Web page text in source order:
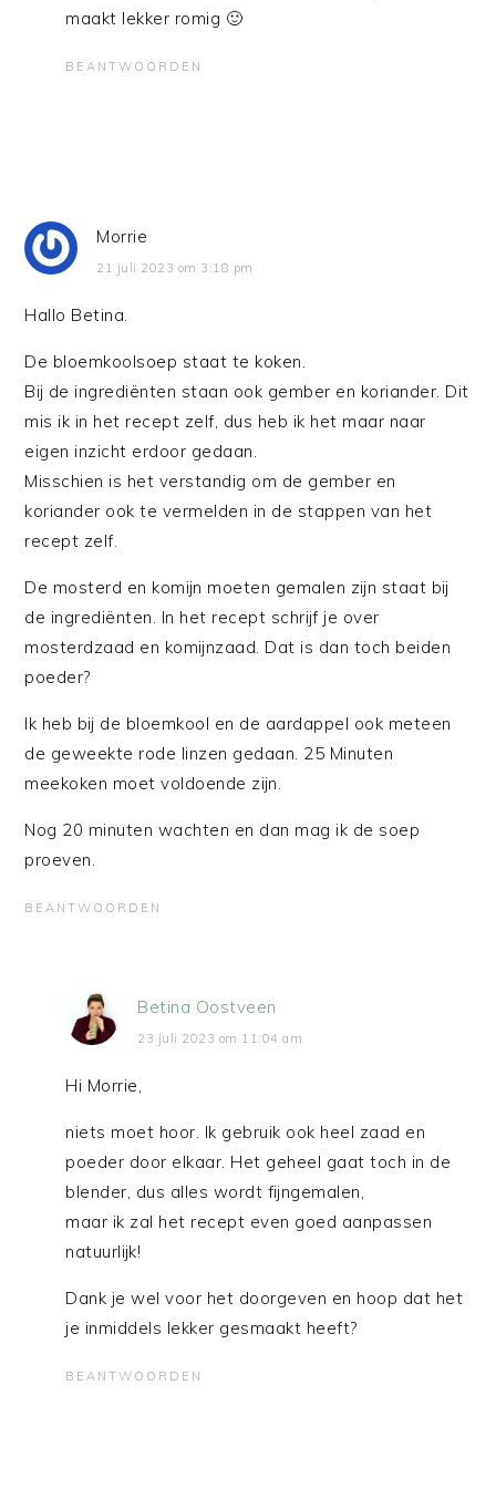
maakt lekker romig 🙂
BEANTWOORDEN
Morrie
21 juli 2023 om 3:18 pm
Hallo Betina.
De bloemkoolsoep staat te koken.
Bij de ingrediënten staan ook gember en koriander. Dit
mis ik in het recept zelf, dus heb ik het maar naar
eigen inzicht erdoor gedaan.
Misschien is het verstandig om de gember en
koriander ook te vermelden in de stappen van het
recept zelf.
De mosterd en komijn moeten gemalen zijn staat bij
de ingrediënten. In het recept schrijf je over
mosterdzaad en komijnzaad. Dat is dan toch beiden
poeder?
Ik heb bij de bloemkool en de aardappel ook meteen
de geweekte rode linzen gedaan. 25 Minuten
meekoken moet voldoende zijn.
Nog 20 minuten wachten en dan mag ik de soep
proeven.
BEANTWOORDEN
Betina Oostveen
23 juli 2023 om 11:04 am
Hi Morrie,
niets moet hoor. Ik gebruik ook heel zaad en
poeder door elkaar. Het geheel gaat toch in de
blender, dus alles wordt fijngemalen,
maar ik zal het recept even goed aanpassen
natuurlijk!
Dank je wel voor het doorgeven en hoop dat het
je inmiddels lekker gesmaakt heeft?
BEANTWOORDEN